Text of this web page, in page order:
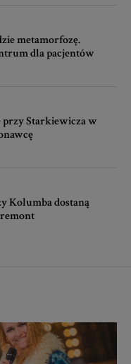
metamorfozę.
dla pacjentów
Starkiewicza w
Kolumba dostaną